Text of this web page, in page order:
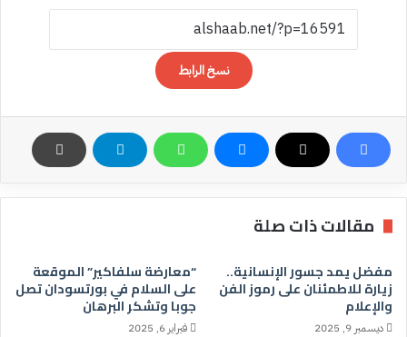
نسخ الرابط
مقالات ذات صلة
مفضل يمد جسور الإنسانية..
زيارة للاطمئنان على رموز الفن
والإعلام
ديسمبر 9, 2025
“معارضة سلفاكير” الموقعة
على السلام في بورتسودان تصل
جوبا وتشكر البرهان
فبراير 6, 2025